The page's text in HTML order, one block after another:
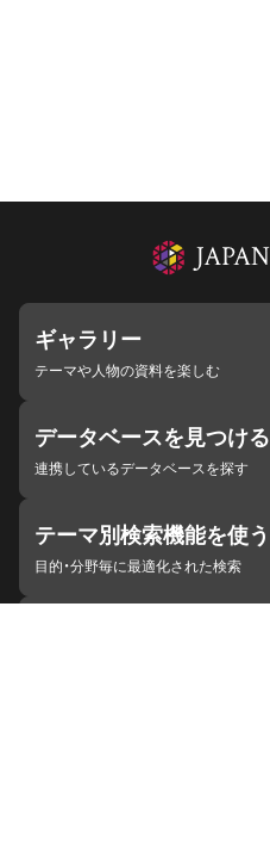
ギャラリー
テーマや人物の資料を楽しむ
データベースを見つける
連携しているデータベースを探す
テーマ別検索機能を使う
目的・分野毎に最適化された検索